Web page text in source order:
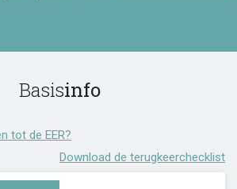
Basisinfo
tot de EER?
Download de terugkeerchecklist